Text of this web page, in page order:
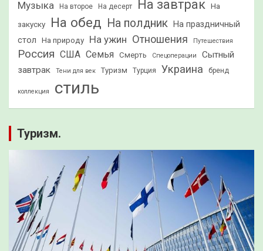
Музыка На второе На десерт На завтрак На
закуску На обед На полдник На праздничный
стол
На природу На ужин Отношения Путешествия
Россия США Семья Смерть Спецоперации
Сытный
завтрак
Тени для век Туризм Турция Украина бренд
коллекция стиль
Туризм.